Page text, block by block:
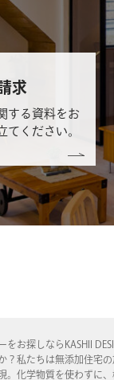
求
する資料をお
てください。
お探しならKASHII
？私たちは無添加住宅
。化学物質を使わずに